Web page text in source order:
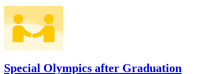
Más sobre Apoyo para la familia